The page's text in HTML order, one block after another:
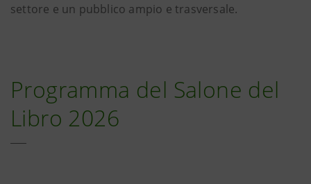
settore e un pubblico ampio e trasversale.
Programma del Salone del
Libro 2026